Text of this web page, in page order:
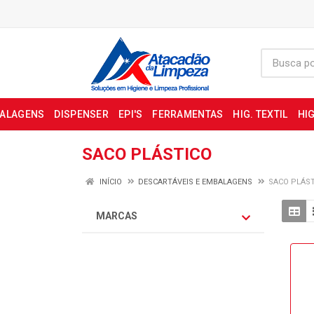
DISPENSER EPI'S FERRAMENTAS HIG. TEXTIL
SACO PLÁSTICO
INÍCIO DESCARTÁVEIS E EMBALAGENS SACO
MARCAS